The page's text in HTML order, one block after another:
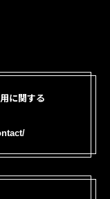
に関する